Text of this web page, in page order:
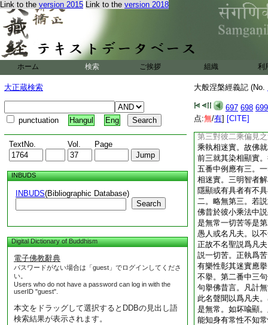
Link to the version 2015 Link to the version 2018
ホーム 検索 ご挨拶 組織 利
大正蔵検索
punctuation Hangul Eng
TextNo. Vol. Page
INBUDS
INBUDS(Bibliographic Database)
Search
Digital Dictionary of Buddhism
電子佛教辭典
パスワードがない場合は「guest」でログインしてくださ
い。
Users who do not have a password can log in with the
userID "guest".
本文をドラッグして選択するとDDBの見出し語
検索結果が表示されます。
大般涅槃經義記 (No.
697 698 699
点:無/有] [CITE]
乖理。故勸捨之。
訟正勸捨有。捨有
更勸捨有所以言復
名戲論。執有乖空
求。所求如理即是
擧過勸捨。道言戲
能解也。問曰。今
段中破有破無。有
者爲破情見。今此
就彼世諦因縁法中
來藏性非有無義。
第三對彼二乘偏見
乘執相迷實。故佛
前三就其染相顯實
五番中例應有三。
相迷實。三明智者
隱顯或有具者有不
二。略無第三。若
佛昔於彼小乘法中
是無常一切苦等是
愚人或名凡夫。以
正故不名聖説爲凡
説一切苦。正執爲
有樂性彰其迷實應
不擧。第二番中三
句擧佛昔言。凡計
此名聲聞以爲凡夫
是無常。如坏喩顯
能知身有常性不知